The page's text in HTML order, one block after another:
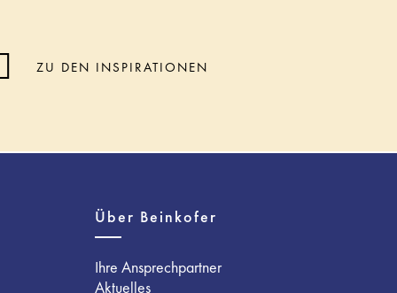
ZU DEN INSPIRATIONEN
Über Beinkofer
Ihre Ansprechpartner
Aktuelles